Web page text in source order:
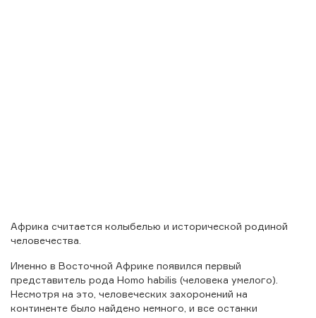
Африка считается колыбелью и исторической родиной
человечества.
Именно в Восточной Африке появился первый
представитель рода Homo habilis (человека умелого).
Несмотря на это, человеческих захоронений на
континенте было найдено немного, и все останки